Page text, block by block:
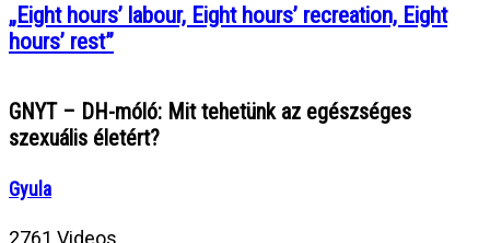
„Eight hours’ labour, Eight hours’ recreation, Eight
hours’ rest”
GNYT – DH-móló: Mit tehetünk az egészséges
szexuális életért?
Gyula
2761 Videos